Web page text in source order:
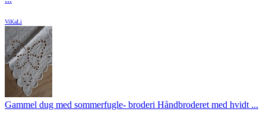
ViKaLi
Gammel dug med sommerfugle- broderi Håndbroderet med hvidt ...